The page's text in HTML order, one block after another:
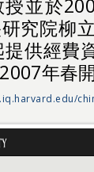
並於
究院柳
供經費
年春開